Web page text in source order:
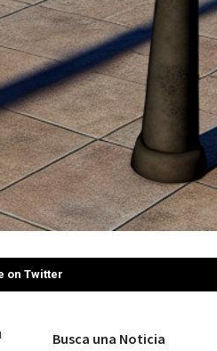
on Twitter
Busca una Noticia